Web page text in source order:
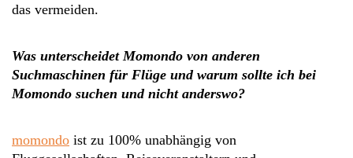
das vermeiden.
Was unterscheidet Momondo von anderen
Suchmaschinen für Flüge und warum sollte ich bei
Momondo suchen und nicht anderswo?
momondo ist zu 100% unabhängig von